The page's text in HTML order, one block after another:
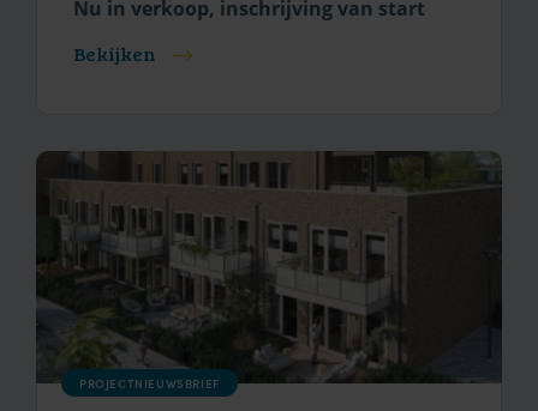
Nu in verkoop, inschrijving van start
Bekijken
PROJECTNIEUWSBRIEF